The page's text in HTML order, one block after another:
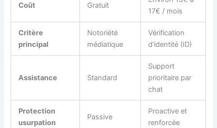
Coût Gratuit
17€ / mois
Critère
principal
Notoriété
médiatique
Vérification
d’identité (ID)
Assistance Standard
Support
prioritaire par
chat
Protection
usurpation
Passive
Proactive et
renforcée